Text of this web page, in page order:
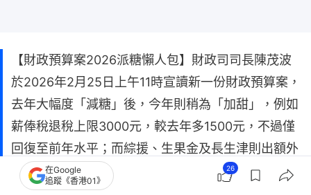
【財政預算案2026派糖懶人包】財政司司長陳茂波
於2026年2月25日上午11時宣讀新一份財政預算案，
去年大幅度「減糖」後，今年則稍為「加甜」，例如
薪俸稅退稅上限3000元，較去年多1500元，不過僅
回復至前年水平；而綜援、生果金及長生津則出額外
1個月糧，較去年「半糧」多。另外，多項免稅額調
在Google
追蹤《香港01》
26